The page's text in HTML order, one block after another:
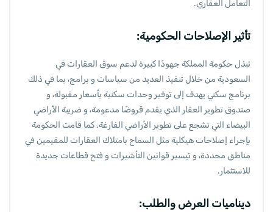
التعامل العقاري.
تأثير الإصلاحات الحكومية:
تبذل حكومة المملكة جهودًا كبيرة لدعم سوق العقارات في
السعودية من خلال تنفيذ العديد من سياسات و برامج، بما في ذلك
برنامج سكني يهدف إلى توفير وحدات سكنية بأسعار مقبولة، و
صندوق تطوير العقار الذي يقدم قروضًا مدعومة، و ضريبة الأراضي
البيضاء التي تشجع على تطوير الأراضي الفارغة. كما قامت الحكومة
بإجراء إصلاحات هيكلية مثل السماح بامتلاك العقارات للمقيمين في
مناطق محددة، و تيسير قوانين التأشيرات و فتح قطاعات جديدة
للاستثمار.
ديناميات العرض والطلب: